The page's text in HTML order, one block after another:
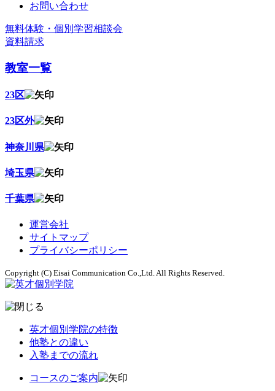
お問い合わせ
無料体験・個別学習相談会
資料請求
教室一覧
23区
23区外
神奈川県
埼玉県
千葉県
運営会社
サイトマップ
プライバシーポリシー
Copyright (C) Eisai Communication Co.,Ltd. All Rights Reserved.
英才個別学院の特徴
他塾との違い
入塾までの流れ
コースのご案内